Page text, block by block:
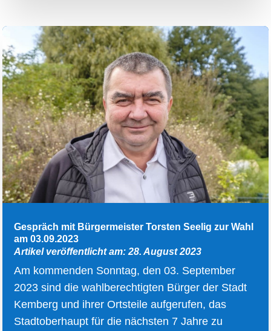
Gespräch mit Bürgermeister Torsten Seelig zur Wahl
am 03.09.2023
Artikel veröffentlicht am: 28. August 2023
Am kommenden Sonntag, den 03. September
2023 sind die wahlberechtigten Bürger der Stadt
Kemberg und ihrer Ortsteile aufgerufen, das
Stadtoberhaupt für die nächsten 7 Jahre zu